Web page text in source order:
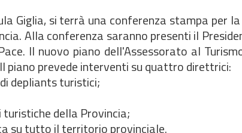
Giglia, si terrà una conferenza stampa per
Alla conferenza saranno presenti il
Il nuovo piano dell'Assessorato al
prevede interventi su quattro direttrici:
depliants turistici;
della Provincia;
su tutto il territorio provinciale.